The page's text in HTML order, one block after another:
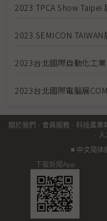
2023 TPCA Show Taipei
2023 SEMICON TAIWAN
2023台北國際自動化工
2023台北國際電腦展
關於我們 · 會員服務 · 科技產業
·
■ 中文简体
下載新聞App